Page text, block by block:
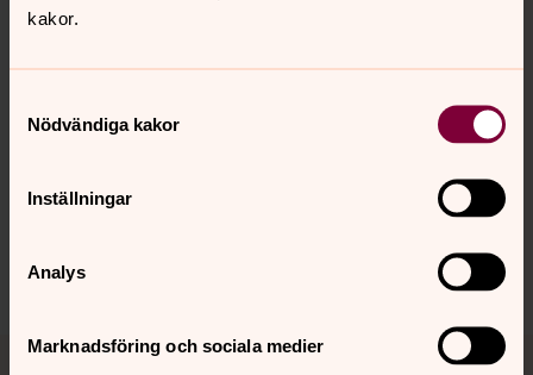
kakor.
Nödvändiga kakor
Inställningar
Analys
Marknadsföring och sociala medier
Synpunkter eller frågor på sidans
Tillbaka till toppen
Tillbaka till innehållet